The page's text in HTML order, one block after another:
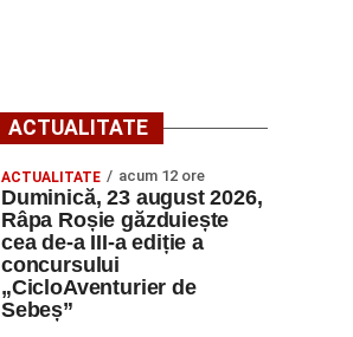
ACTUALITATE
ACTUALITATE acum 12 ore
Duminică, 23 august 2026,
Râpa Roșie găzduiește
cea de-a III-a ediție a
concursului
„CicloAventurier de
Sebeș”